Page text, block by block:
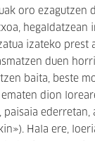
oro ezagutzen
hegaldatzean
izateko prest
duen
baita, beste
dion
paisaia ederretan,
Hala ere,